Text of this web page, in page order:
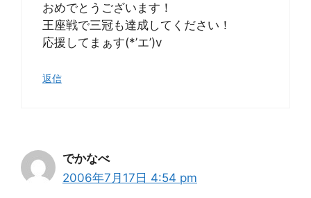
おめでとうございます！
王座戦で三冠も達成してください！
応援してまぁす(*’エ’)v
返信
でかなべ
2006年7月17日 4:54 pm